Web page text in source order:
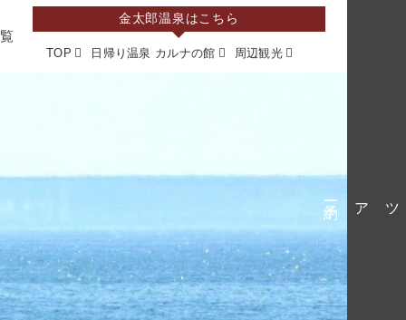
金太郎温泉はこちら
TOP 日帰り温泉 カルナの館 周辺観光